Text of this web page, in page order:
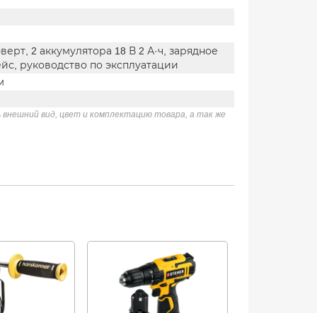
2 аккумулятора 18 В 2 А·ч, зарядное
руководство по эксплуатации
вид, цвет и комплектацию товара, а так же